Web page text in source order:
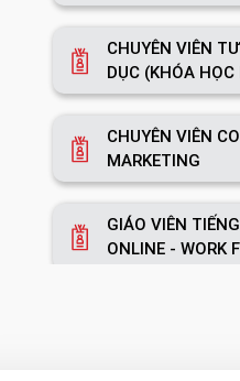
CHUYÊN VIÊN
DỤC (KHÓA HỌC
CHUYÊN VIÊN
MARKETING
GIÁO VIÊN
ONLINE - WORK